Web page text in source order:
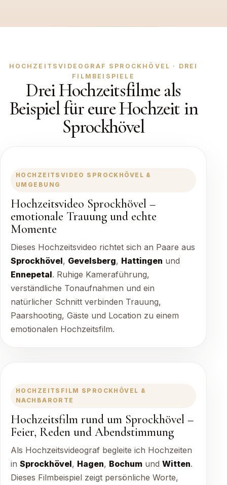
HOCHZEITSVIDEOGRAF SPROCKHÖVEL · DREI
FILMBEISPIELE
Drei Hochzeitsfilme als
Beispiel für eure Hochzeit in
Sprockhövel
HOCHZEITSVIDEO SPROCKHÖVEL &
UMGEBUNG
Hochzeitsvideo Sprockhövel –
emotionale Trauung und echte
Momente
Dieses Hochzeitsvideo richtet sich an Paare aus
Sprockhövel, Gevelsberg, Hattingen und
Ennepetal. Ruhige Kameraführung,
verständliche Tonaufnahmen und ein
natürlicher Schnitt verbinden Trauung,
Paarshooting, Gäste und Location zu einem
emotionalen Hochzeitsfilm.
HOCHZEITSFILM SPROCKHÖVEL &
NACHBARORTE
Hochzeitsfilm rund um Sprockhövel –
Feier, Reden und Abendstimmung
Als Hochzeitsvideograf begleite ich Hochzeiten
in Sprockhövel, Hagen, Bochum und Witten.
Dieses Filmbeispiel zeigt persönliche Worte,